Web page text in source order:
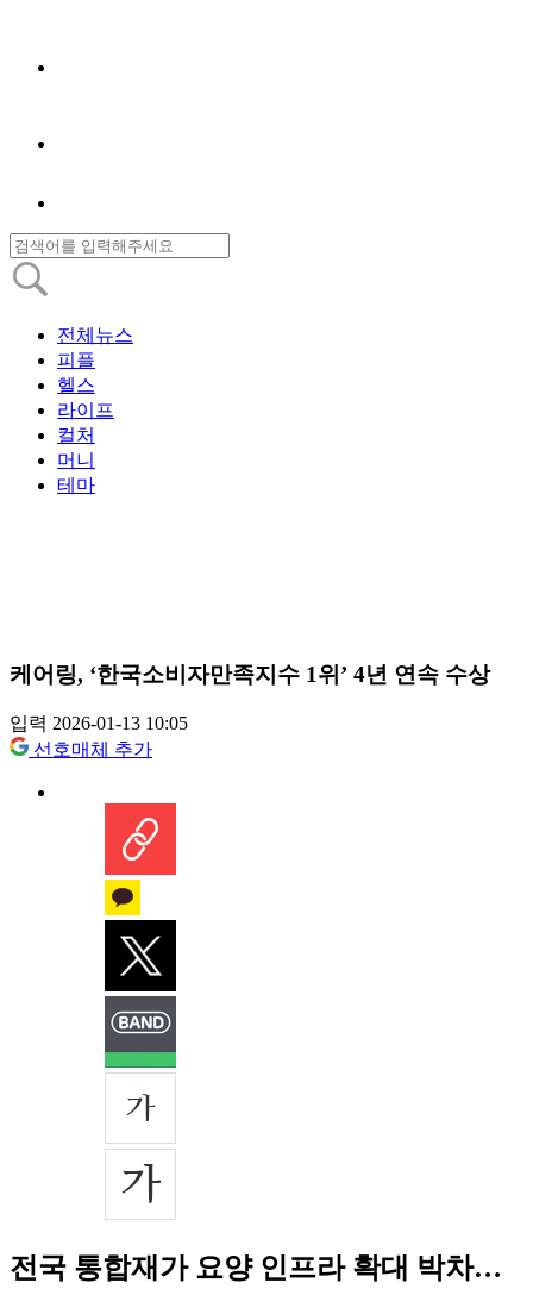
전체뉴스
피플
헬스
라이프
컬처
머니
테마
케어링, ‘한국소비자만족지수 1위’ 4년 연속 수상
입력 2026-01-13 10:05
선호매체 추가
전국 통합재가 요양 인프라 확대 박차…